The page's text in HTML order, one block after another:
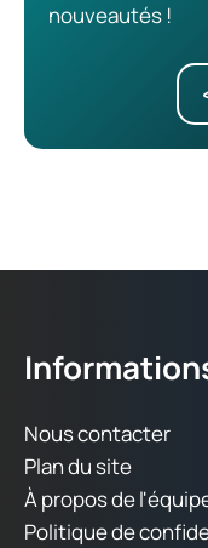
nouveautés !
Nous contacter
Plan du site
À propos de
Politique de